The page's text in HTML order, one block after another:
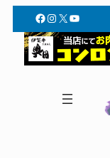
Facebook
Instagram
X YouTube